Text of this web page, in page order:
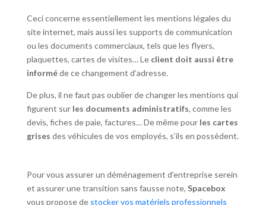
Ceci concerne essentiellement les mentions légales du
site internet, mais aussi les supports de communication
ou les documents commerciaux, tels que les flyers,
plaquettes, cartes de visites… Le client doit aussi être
informéde ce changement d’adresse.
De plus, il ne faut pas oublier de changer les mentions qui
figurent sur les documents administratifs, comme les
devis, fiches de paie, factures… De même pour les cartes
grises des véhicules de vos employés, s’ils en possèdent.
Pour vous assurer un déménagement d’entreprise serein
et assurer une transition sans fausse note, Spacebox
vous propose destocker vos matériels professionnels